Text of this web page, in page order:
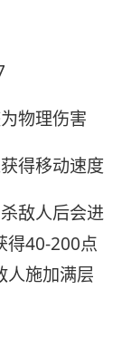
物理伤害
得移动速度
敌人后会进
得40-200点
人施加满层